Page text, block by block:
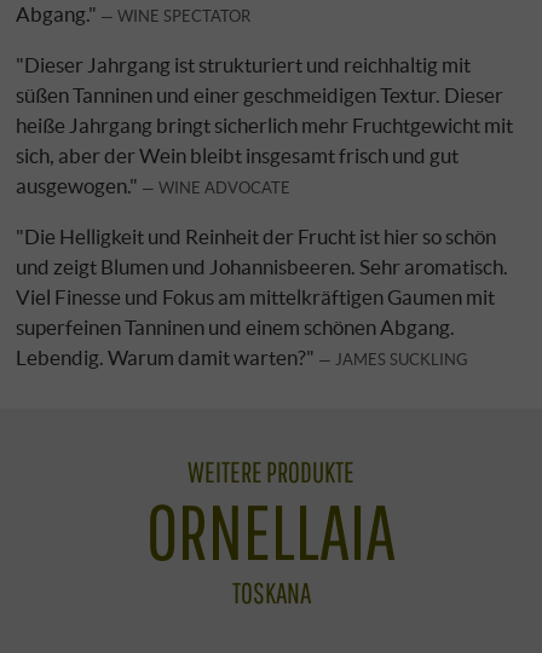
Abgang."
WINE SPECTATOR
"Dieser Jahrgang ist strukturiert und reichhaltig mit
süßen Tanninen und einer geschmeidigen Textur. Dieser
heiße Jahrgang bringt sicherlich mehr Fruchtgewicht mit
sich, aber der Wein bleibt insgesamt frisch und gut
ausgewogen."
WINE ADVOCATE
"Die Helligkeit und Reinheit der Frucht ist hier so schön
und zeigt Blumen und Johannisbeeren. Sehr aromatisch.
Viel Finesse und Fokus am mittelkräftigen Gaumen mit
superfeinen Tanninen und einem schönen Abgang.
Lebendig. Warum damit warten?"
JAMES SUCKLING
WEITERE PRODUKTE
ORNELLAIA
TOSKANA